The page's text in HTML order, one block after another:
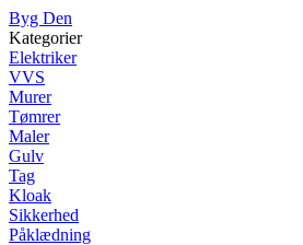
Byg Den
Kategorier
Elektriker
VVS
Murer
Tømrer
Maler
Gulv
Tag
Kloak
Sikkerhed
Påklædning